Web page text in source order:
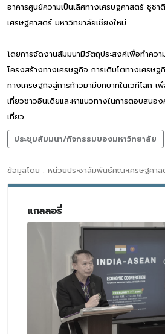
อาคารศูนย์ความเป็นเลิศทางเศรษฐศาสตร์ ชูช
เศรษฐศาสตร์ มหาวิทยาลัยเชียงใหม่
โดยการจัดงานสัมมนามีวัตถุประสงค์เพื่อทำควา
โครงสร้างทางเศรษฐกิจ การเติบโตทางเศรษ
ทางเศรษฐกิจสู่การก้าวมามีบทบาทในเวทีโลก เ
เที่ยวชาวอินเดียและหาแนวทางในการตอบสน
เที่ยว
ประชุมสัมมนา/กิจกรรมของมหาวิทยาลัย
ข้อมูลโดย : หน่วยประชาสัมพันธ์คณะเศรษฐศาส
แกลลอรี่